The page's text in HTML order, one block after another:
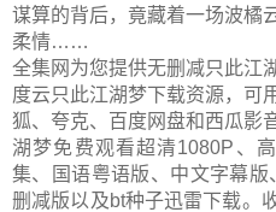
谋算的背后，竟藏着一场波橘
柔情……
全集网为您提供无删减只此江
度云只此江湖梦下载资源，可
狐、夸克、百度网盘和西瓜影
湖梦免费观看超清1080P、
集、国语粤语版、中文字幕
删减版以及bt种子迅雷下载。